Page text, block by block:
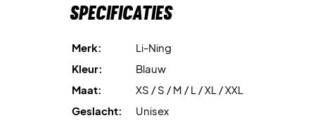
Specificaties
Merk:
Li-Ning
Kleur:
Blauw
Maat:
XS / S / M / L / XL / XXL
Geslacht:
Unisex